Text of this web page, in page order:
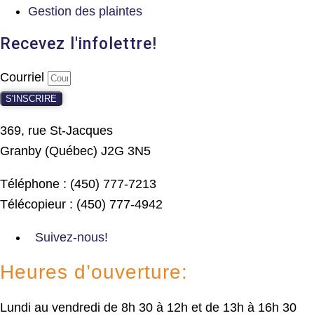
Gestion des plaintes
Recevez l'infolettre!
Courriel
S'INSCRIRE
369, rue St-Jacques
Granby (Québec) J2G 3N5
Téléphone : (450) 777-7213
Télécopieur : (450) 777-4942
Suivez-nous!
Heures d’ouverture:
Lundi au vendredi de 8h 30 à 12h et de 13h à 16h 30